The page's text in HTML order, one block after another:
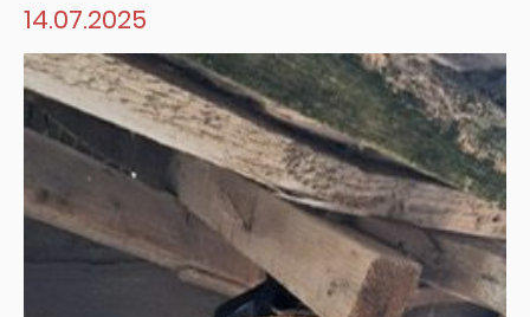
14.07.2025